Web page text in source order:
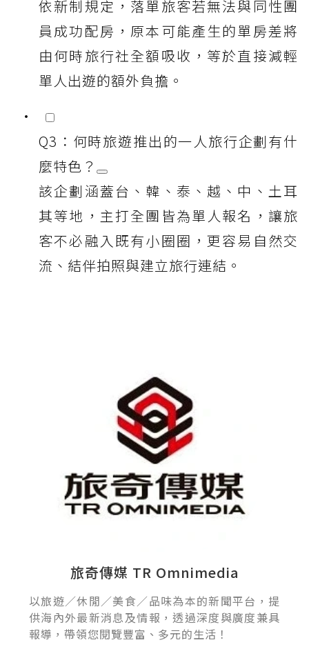
依新制規定，落單旅客若無法與同性團
員成功配房，原本可能產生的單房差將
由何時旅行社全額吸收，等於直接減輕
單人出遊的額外負擔。
Q3：何時旅遊推出的一人旅行企劃有什
麼特色？
該企劃涵蓋台、韓、泰、越、中、土耳
其等地，主打全團皆為單人報名，讓旅
客不必融入既有小圈圈，更容易自然交
流、結伴拍照與建立旅行連結。
旅奇傳媒 TR Omnimedia
以旅遊／休閒／美食／品味為本的新聞平台，提
供海內外最新消息及情報，透過深度與廣度兼具
報導，帶領您閱覽豐富、多元的生活！